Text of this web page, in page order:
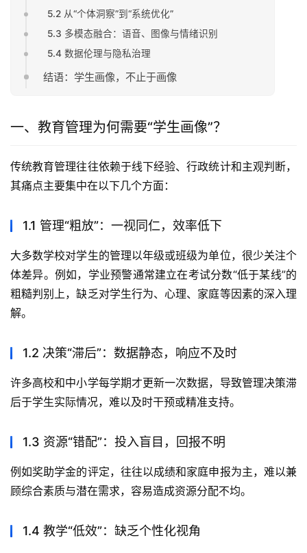
5.2 从“个体洞察”到“系统优化”
5.3 多模态融合：语音、图像与情绪识别
5.4 数据伦理与隐私治理
结语：学生画像，不止于画像
一、教育管理为何需要“学生画像”？
传统教育管理往往依赖于线下经验、行政统计和主观判断，
其痛点主要集中在以下几个方面：
1.1 管理“粗放”：一视同仁，效率低下
大多数学校对学生的管理以年级或班级为单位，很少关注个
体差异。例如，学业预警通常建立在考试分数“低于某线”的
粗糙判别上，缺乏对学生行为、心理、家庭等因素的深入理
解。
1.2 决策“滞后”：数据静态，响应不及时
许多高校和中小学每学期才更新一次数据，导致管理决策滞
后于学生实际情况，难以及时干预或精准支持。
1.3 资源“错配”：投入盲目，回报不明
例如奖助学金的评定，往往以成绩和家庭申报为主，难以兼
顾综合素质与潜在需求，容易造成资源分配不均。
1.4 教学“低效”：缺乏个性化视角